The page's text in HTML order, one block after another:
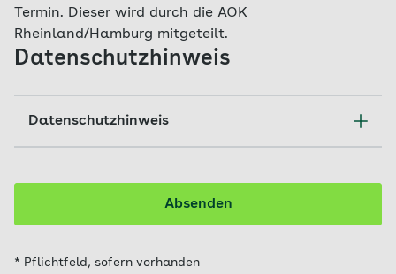
Termin. Dieser wird durch die AOK
Rheinland/Hamburg mitgeteilt.
Datenschutzhinweis
Datenschutzhinweis
entsprechend als Pflichtfelder eingerichtet .
Dritte oder von uns beauftragte Dienstleister (z.
Absenden
* Pflichtfeld, sofern vorhanden